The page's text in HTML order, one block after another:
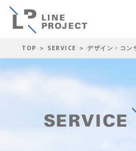
TOP ＞ SERVICE ＞ デザイン・コン